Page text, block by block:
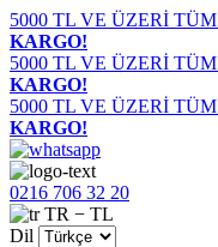
5000 TL VE ÜZERİ
KARGO!
5000 TL VE ÜZERİ
KARGO!
5000 TL VE ÜZERİ
KARGO!
0216 706 32 20
TR − TL
Dil